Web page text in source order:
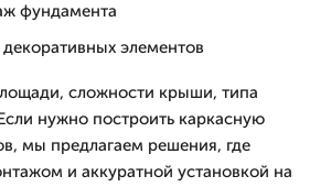
фундамента
элементов
сложности крыши, типа
нужно построить каркасную
мы предлагаем решения, где
и аккуратной установкой на